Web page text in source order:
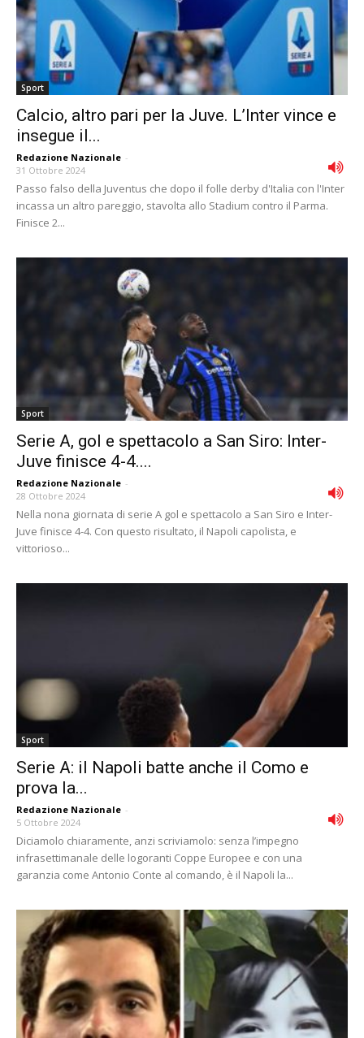
Sport
Calcio, altro pari per la Juve. L’Inter vince e
insegue il...
Redazione Nazionale -
31 Ottobre 2024
Passo falso della Juventus che dopo il folle derby d'Italia con l'Inter
incassa un altro pareggio, stavolta allo Stadium contro il Parma.
Finisce 2...
Sport
Serie A, gol e spettacolo a San Siro: Inter-
Juve finisce 4-4....
Redazione Nazionale -
28 Ottobre 2024
Nella nona giornata di serie A gol e spettacolo a San Siro e Inter-
Juve finisce 4-4. Con questo risultato, il Napoli capolista, e
vittorioso...
Sport
Serie A: il Napoli batte anche il Como e
prova la...
Redazione Nazionale -
5 Ottobre 2024
Diciamolo chiaramente, anzi scriviamolo: senza l’impegno
infrasettimanale delle logoranti Coppe Europee e con una
garanzia come Antonio Conte al comando, è il Napoli la...